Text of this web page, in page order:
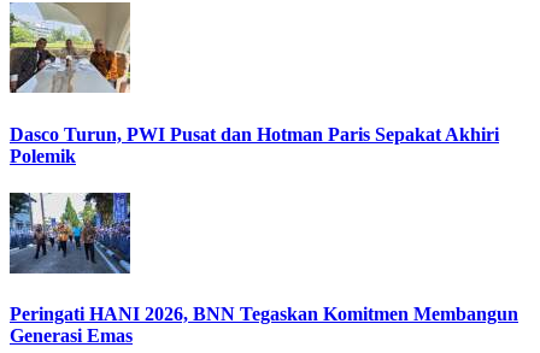
Dasco Turun, PWI Pusat dan Hotman Paris Sepakat Akhiri
Polemik
Peringati HANI 2026, BNN Tegaskan Komitmen Membangun
Generasi Emas